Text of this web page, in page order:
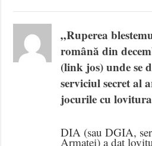
„Ruperea
română din
(link jos) unde se
serviciul secret al
jocurile cu
DIA (sau DGIA,
Armatei) a dat